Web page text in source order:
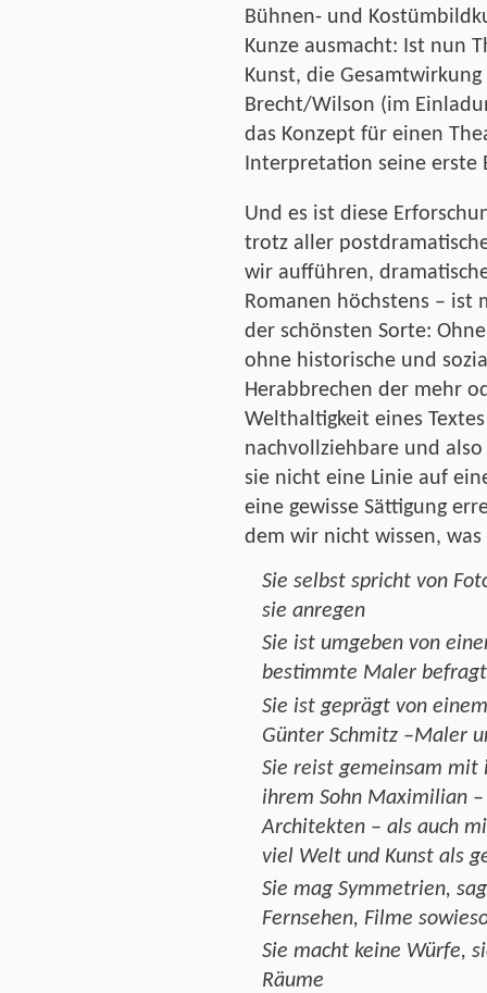
Bühnen- und
Kunze ausmacht: Ist nun
Kunst, die
Brecht/Wilson (im
das Konzept für einen
Interpretation seine erste
Und es ist diese
trotz aller
wir aufführen,
Romanen höchstens – ist
der schönsten Sorte:
ohne historische und
Herabbrechen der mehr
Welthaltigkeit eines
nachvollziehbare und
sie nicht eine Linie auf
eine gewisse Sättigung
dem wir nicht wissen,
Sie selbst spricht von
sie anregen
Sie ist umgeben von
bestimmte Maler
Sie ist geprägt von
Günter Schmitz –Maler
Sie reist gemeinsam mit
ihrem Sohn Maximilian
Architekten – als auch
viel Welt und Kunst als
Sie mag Symmetrien,
Fernsehen, Filme
Sie macht keine Würfe,
Räume